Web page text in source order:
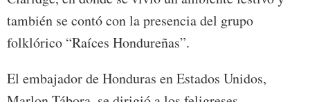
también se contó con la presencia del grupo
folklórico “Raíces Hondureñas”.
El embajador de Honduras en Estados Unidos,